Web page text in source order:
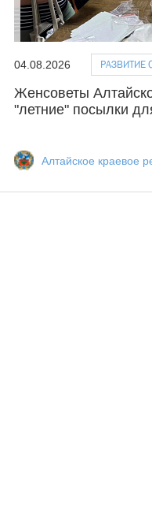
04.08.2026 РАЗВИТИЕ
Женсоветы
"летние" посылки
Алтайское краевое